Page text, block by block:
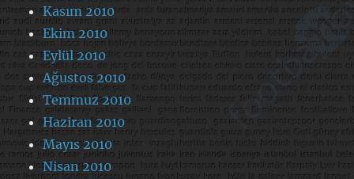
Kasım 2010
Ekim 2010
Eylül 2010
Ağustos 2010
Temmuz 2010
Haziran 2010
Mayıs 2010
Nisan 2010